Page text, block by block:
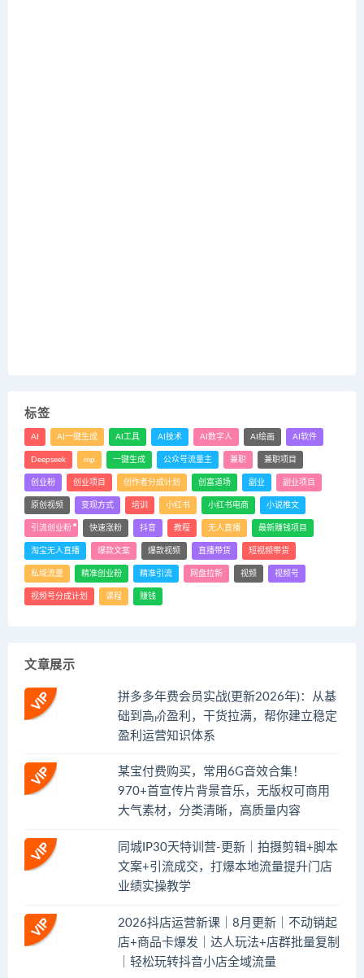
标签
AI AI一键生成 AI工具 AI技术 AI数字人 AI绘画 AI软件
Deepseek mp 一键生成 公众号流量主 兼职 兼职项目
创业粉 创业项目 创作者分成计划 创富道场 副业 副业项目
原创视频 变现方式 培训 小红书 小红书电商 小说推文
引流创业粉 快速涨粉 抖音 教程 无人直播 最新赚钱项目
淘宝无人直播 爆款文案 爆款视频 直播带货 短视频带货
私域流量 精准创业粉 精准引流 网盘拉新 视频 视频号
视频号分成计划 课程 赚钱
文章展示
拼多多年费会员实战(更新2026年)：从基
础到高阶盈利，干货拉满，帮你建立稳定
盈利运营知识体系
某宝付费购买，常用6G音效合集！
970+首宣传片背景音乐，无版权可商用
大气素材，分类清晰，高质量内容
同城IP30天特训营-更新｜拍摄剪辑+脚本
文案+引流成交，打爆本地流量提升门店
业绩实操教学
2026抖店运营新课｜8月更新｜不动销起
店+商品卡爆发｜达人玩法+店群批量复制
｜轻松玩转抖音小店全域流量